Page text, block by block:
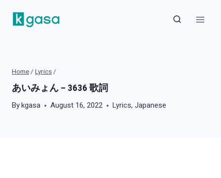
content
Home / Lyrics /
あいみょん – 3636 歌詞
Bykgasa August 16, 2022 Lyrics,Japanese